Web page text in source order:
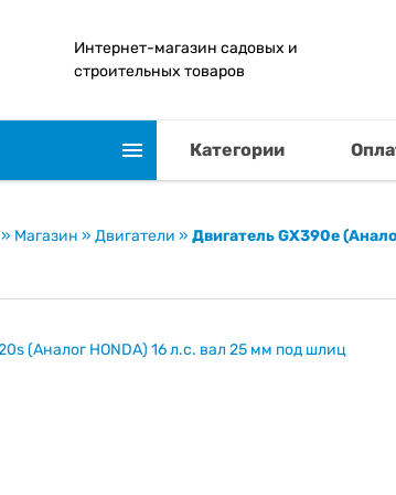
Интернет-магазин садовых и
строительных товаров
Категории
» Магазин » Двигатели » Двигатель GX390e